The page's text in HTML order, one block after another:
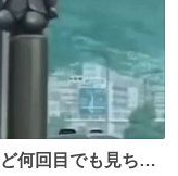
何回目でも見ちゃ